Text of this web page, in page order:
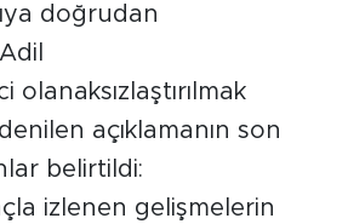
doğrudan
olanaksızlaştırılmak
açıklamanın son
belirtildi:
izlenen gelişmelerin